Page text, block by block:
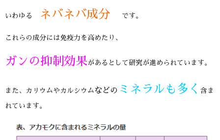
いわゆる ネバネバ成分 です。
これらの成分には免疫力を高めたり、
ガンの抑制効果があるとして研究が進められています。
また、カリウムやカルシウム などの ミネラルも多く 含ま
れています。